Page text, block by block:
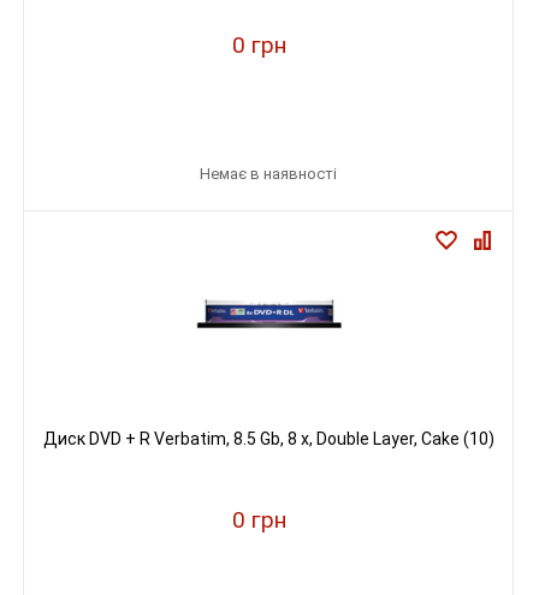
0 грн
Немає в наявності
Диск DVD + R Verbatim, 8.5 Gb, 8 х, Double Layer, Cake (10)
0 грн